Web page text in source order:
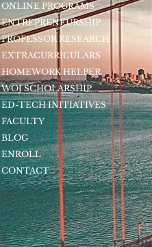
ONLINE PROGRAMS
ENTREPRENEURSHIP
PROFESSOR RESEARCH
EXTRACURRICULARS
HOMEWORK HELPER
WOJ SCHOLARSHIP
ED-TECH INITIATIVES
FACULTY
BLOG
ENROLL
CONTACT